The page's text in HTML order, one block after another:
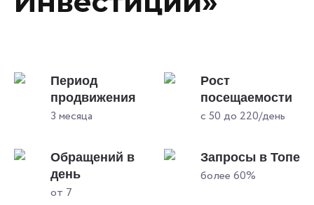
Период
продвижения
3 месяца
Рост
посещаемости
с 50 до 220/день
Обращений в
день
от 7
Запросы в Топе
более 60%